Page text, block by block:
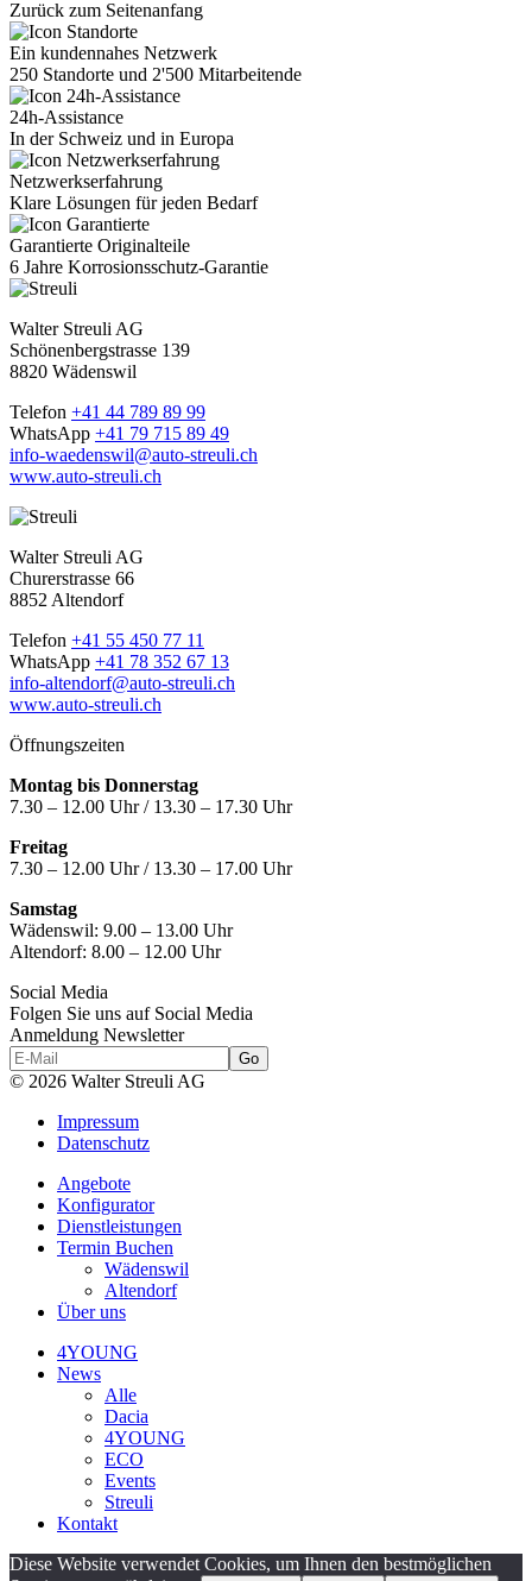
Zurück zum Seitenanfang
Ein kundennahes Netzwerk
250 Standorte und 2'500 Mitarbeitende
24h-Assistance
In der Schweiz und in Europa
Netzwerkserfahrung
Klare Lösungen für jeden Bedarf
Garantierte Originalteile
6 Jahre Korrosionsschutz-Garantie
Walter Streuli AG
Schönenbergstrasse 139
8820 Wädenswil
Telefon +41 44 789 89 99
WhatsApp +41 79 715 89 49
info-waedenswil@auto-streuli.ch
www.auto-streuli.ch
Walter Streuli AG
Churerstrasse 66
8852 Altendorf
Telefon +41 55 450 77 11
WhatsApp +41 78 352 67 13
info-altendorf@auto-streuli.ch
www.auto-streuli.ch
Öffnungszeiten
Montag bis Donnerstag
7.30 – 12.00 Uhr / 13.30 – 17.30 Uhr
Freitag
7.30 – 12.00 Uhr / 13.30 – 17.00 Uhr
Samstag
Wädenswil: 9.00 – 13.00 Uhr
Altendorf: 8.00 – 12.00 Uhr
Social Media
Folgen Sie uns auf Social Media
Anmeldung Newsletter
© 2026 Walter Streuli AG
Impressum
Datenschutz
Angebote
Konfigurator
Dienstleistungen
Termin Buchen
Wädenswil
Altendorf
Über uns
4YOUNG
News
Alle
Dacia
4YOUNG
ECO
Events
Streuli
Kontakt
Diese Website verwendet Cookies, um Ihnen den bestmöglichen